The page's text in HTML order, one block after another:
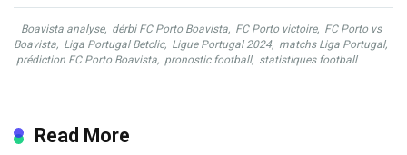
Boavista analyse, dérbi FC Porto Boavista, FC Porto victoire, FC Porto vs
Boavista, Liga Portugal Betclic, Ligue Portugal 2024, matchs Liga Portugal,
prédiction FC Porto Boavista, pronostic football, statistiques football
Read More